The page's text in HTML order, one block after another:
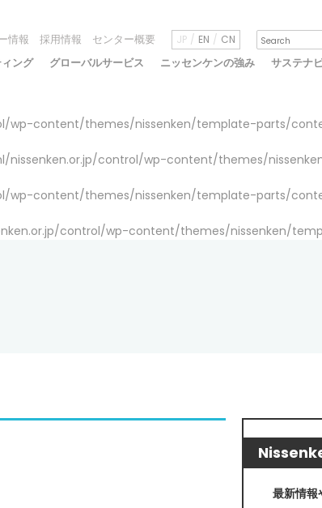
情報 採用情報 センター概要 JP EN CN
ング グローバルサービス ニッセンケンの強み サステナ
wp-content/themes/nissenken/template-parts/
nissenken.or.jp/control/wp-content/themes/
wp-content/themes/nissenken/template-parts/
control/wp-content/themes/nissenken/
最新情報